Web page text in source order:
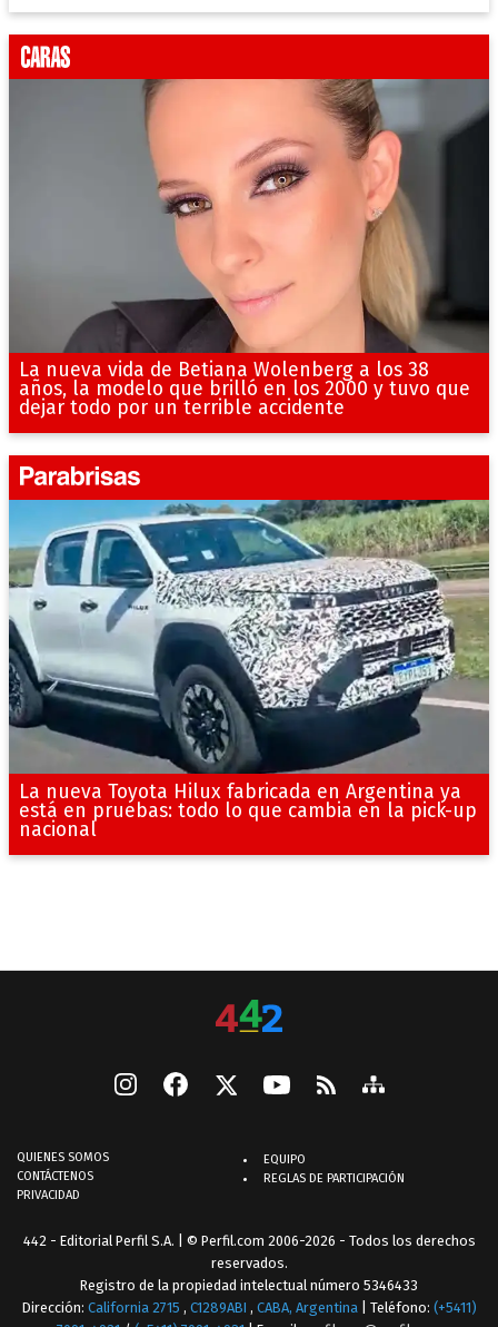
La nueva vida de Betiana Wolenberg a los 38
años, la modelo que brilló en los 2000 y tuvo que
dejar todo por un terrible accidente
La nueva Toyota Hilux fabricada en Argentina ya
está en pruebas: todo lo que cambia en la pick-up
nacional
QUIENES SOMOS
CONTÁCTENOS
PRIVACIDAD
EQUIPO
REGLAS DE PARTICIPACIÓN
442 - Editorial Perfil S.A. | © Perfil.com 2006-2026 - Todos los derechos
reservados.
Registro de la propiedad intelectual número 5346433
Dirección: California 2715 , C1289ABI , CABA, Argentina | Teléfono: (+5411)